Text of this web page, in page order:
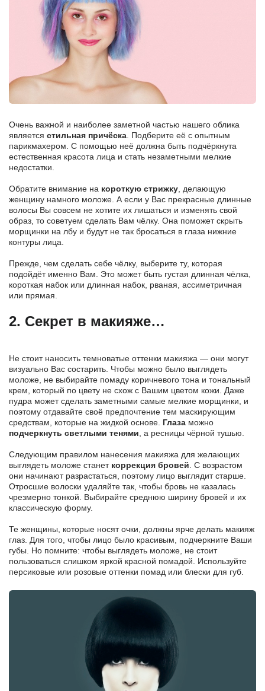
Очень важной и наиболее заметной частью нашего облика
является стильная причёска . Подберите её с опытным
парикмахером. С помощью неё должна быть подчёркнута
естественная красота лица и стать незаметными мелкие
недостатки.
Обратите внимание на короткую стрижку , делающую
женщину намного моложе. А если у Вас прекрасные длинные
волосы Вы совсем не хотите их лишаться и изменять свой
образ, то советуем сделать Вам чёлку. Она поможет скрыть
морщинки на лбу и будут не так бросаться в глаза нижние
контуры лица.
Прежде, чем сделать себе чёлку, выберите ту, которая
подойдёт именно Вам. Это может быть густая длинная чёлка,
короткая набок или длинная набок, рваная, ассиметричная
или прямая.
2. Секрет в макияже…
Не стоит наносить темноватые оттенки макияжа — они могут
визуально Вас состарить. Чтобы можно было выглядеть
моложе, не выбирайте помаду коричневого тона и тональный
крем, который по цвету не схож с Вашим цветом кожи. Даже
пудра может сделать заметными самые мелкие морщинки, и
поэтому отдавайте своё предпочтение тем маскирующим
средствам, которые на жидкой основе. Глаза можно
подчеркнуть светлыми тенями , а ресницы чёрной тушью.
Следующим правилом нанесения макияжа для желающих
выглядеть моложе станет коррекция бровей . С возрастом
они начинают разрастаться, поэтому лицо выглядит старше.
Отросшие волоски удаляйте так, чтобы бровь не казалась
чрезмерно тонкой. Выбирайте среднюю ширину бровей и их
классическую форму.
Те женщины, которые носят очки, должны ярче делать макияж
глаз. Для того, чтобы лицо было красивым, подчеркните Ваши
губы. Но помните: чтобы выглядеть моложе, не стоит
пользоваться слишком яркой красной помадой. Используйте
персиковые или розовые оттенки помад или блески для губ.